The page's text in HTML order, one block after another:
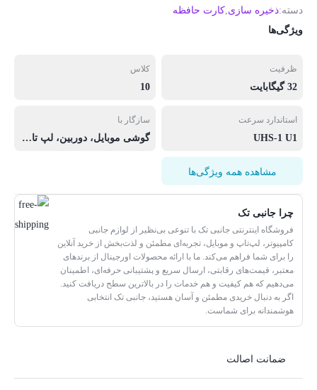
دسته:ذخیره سازی,کارت حافظه
ویژگی‌ها
ظرفیت
32 گیگابایت
کلاس
10
استاندارد سرعت
UHS-1 U1
سازگار با
گوشی موبایل، دوربین، لپ تاپ، تبلت و …
مشاهده همه ویژگی‌ها
چرا جانبی تک
فروشگاه اینترنتی جانبی تک با تنوعی بی‌نظیر از لوازم جانبی
کامپیوتر، لپ‌تاپ و موبایل، تجربه‌ای مطمئن و لذت‌بخش از خرید آنلاین
را برای شما فراهم می‌کند. ما با ارائه محصولات اورجینال از برندهای
معتبر، قیمت‌های رقابتی، ارسال سریع و پشتیبانی حرفه‌ای، اطمینان
می‌دهیم که هم کیفیت و هم خدمات را در بالاترین سطح دریافت کنید.
اگر به دنبال خریدی مطمئن و آسان هستید، جانبی تک انتخابی
هوشمندانه برای شماست.
ضمانت اصالت